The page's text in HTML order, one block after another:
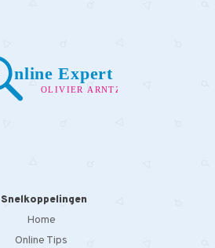
Snelkoppelingen
Home
Online Tips